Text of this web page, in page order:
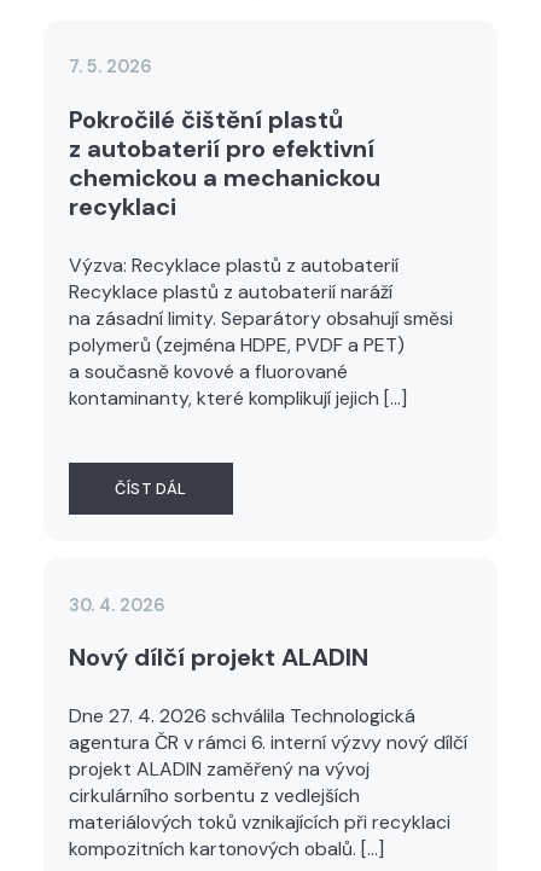
7. 5. 2026
Pokročilé čištění plastů
z autobaterií pro efektivní
chemickou a mechanickou
recyklaci
Výzva: Recyklace plastů z autobaterií
Recyklace plastů z autobaterií naráží
na zásadní limity. Separátory obsahují směsi
polymerů (zejména HDPE, PVDF a PET)
a současně kovové a fluorované
kontaminanty, které komplikují jejich […]
ČÍST DÁL
30. 4. 2026
Nový dílčí projekt ALADIN
Dne 27. 4. 2026 schválila Technologická
agentura ČR v rámci 6. interní výzvy nový dílčí
projekt ALADIN zaměřený na vývoj
cirkulárního sorbentu z vedlejších
materiálových toků vznikajících při recyklaci
kompozitních kartonových obalů. […]